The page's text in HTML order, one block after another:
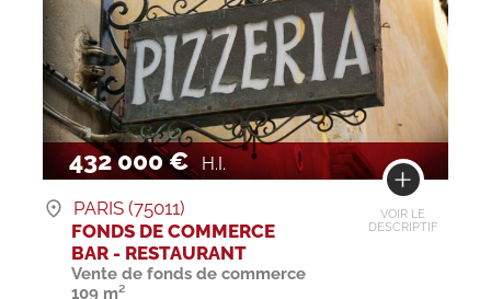
432 000 € H.I.
VOIR LE
DESCRIPTIF
PARIS (75011)
FONDS DE COMMERCE
BAR - RESTAURANT
Vente de fonds de commerce
109 m²